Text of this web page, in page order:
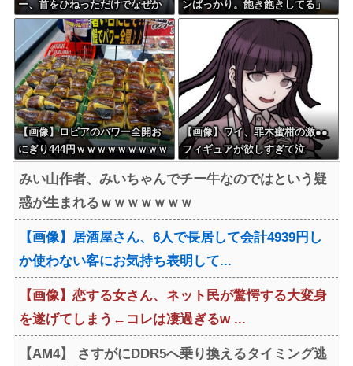
ー、首をひねっただけでなぜか
ウインクしたことにされてしま
う
ンばっかり。飽き飽きしてる」
【画像】ロピアのパワー全開お
にぎり444円ｗｗｗｗｗｗｗｗｗ
【画像】ワイ、罪木蜜柑の激●●
フィギュアが欲しすぎて泣
みい山作者、みいちゃんでチー牛なのではという疑
惑が生まれるｗｗｗｗｗｗｗ
【画像】居酒屋さん、6人で長居して会計4939円し
か使わない客にお気持ち表明して...
【画像】恋する女さん、ネット民が驚愕する大変身
を遂げてしまう←コレは凄過ぎるw ...
【AM4】 さすがにDDR5へ乗り換えるタイミング逃